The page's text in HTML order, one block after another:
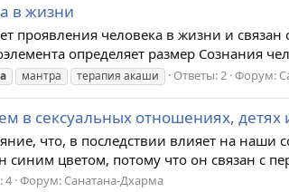
в жизни
проявления человека в жизни и
определяет размер Сознания
мантра терапия акаши Ответы: 2 Форум:
в сексуальных отношениях, детях
что, в последствии влияет на
цветом, потому что он связан с
4 Форум: Санатана-Дхарма